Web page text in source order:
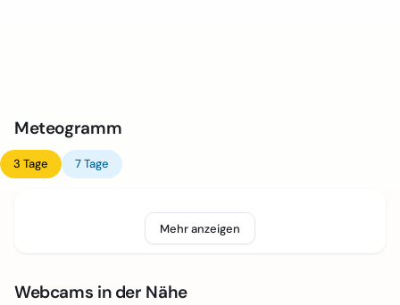
Meteogramm
3 Tage 7 Tage
Mehr anzeigen
Webcams in der Nähe